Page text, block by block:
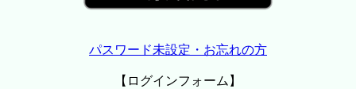
パスワード未設定・お忘れの方
【ログインフォーム】